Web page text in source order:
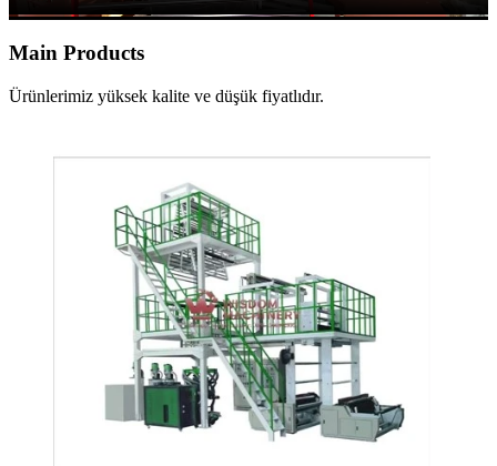
Main Products
Ürünlerimiz yüksek kalite ve düşük fiyatlıdır.